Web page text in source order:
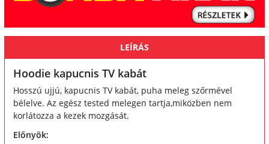
LEÍRÁS
Hoodie kapucnis TV kabát
Hosszú ujjú, kapucnis TV kabát, puha meleg szőrmével
bélelve. Az egész tested melegen tartja,miközben nem
korlátozza a kezek mozgását.
Előnyök: